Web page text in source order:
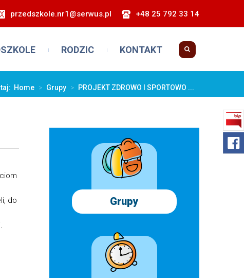
przedszkole.nr1@serwus.pl +48 25 792 33 14
RODZIC KONTAKT
Home > Grupy > PROJEKT ZDROWO I SPORTOWO ...
do
Grupy